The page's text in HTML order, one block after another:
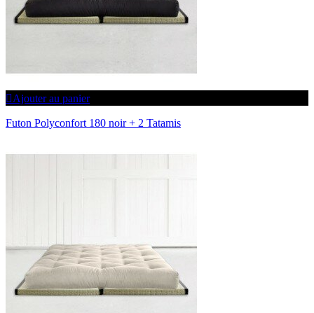
Ajouter au panier
Futon Polyconfort 180 noir + 2 Tatamis